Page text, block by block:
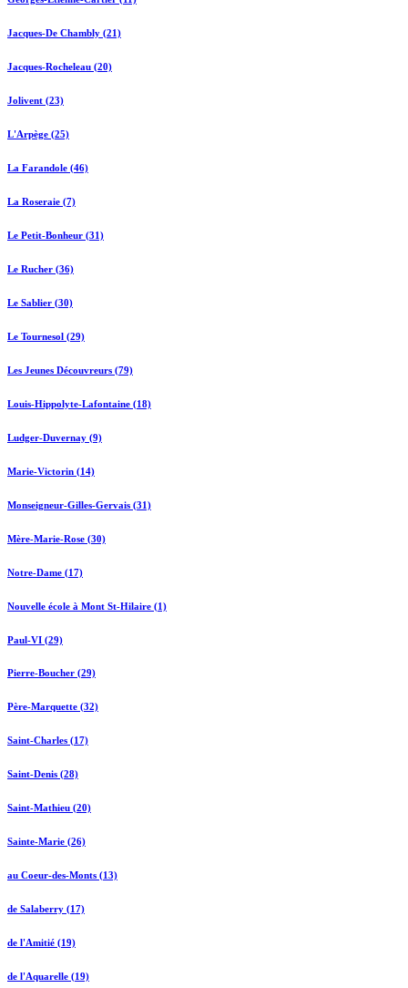
Jacques-De Chambly (21)
Jacques-Rocheleau (20)
Jolivent (23)
L'Arpège (25)
La Farandole (46)
La Roseraie (7)
Le Petit-Bonheur (31)
Le Rucher (36)
Le Sablier (30)
Le Tournesol (29)
Les Jeunes Découvreurs (79)
Louis-Hippolyte-Lafontaine (18)
Ludger-Duvernay (9)
Marie-Victorin (14)
Monseigneur-Gilles-Gervais (31)
Mère-Marie-Rose (30)
Notre-Dame (17)
Nouvelle école à Mont St-Hilaire (1)
Paul-VI (29)
Pierre-Boucher (29)
Père-Marquette (32)
Saint-Charles (17)
Saint-Denis (28)
Saint-Mathieu (20)
Sainte-Marie (26)
au Coeur-des-Monts (13)
de Salaberry (17)
de l'Amitié (19)
de l'Aquarelle (19)